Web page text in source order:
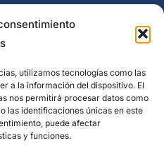
utilizamos tecnologías como las
a la información del dispositivo. El
nos permitirá procesar datos como
las identificaciones únicas en este
puede afectar
y funciones.
360